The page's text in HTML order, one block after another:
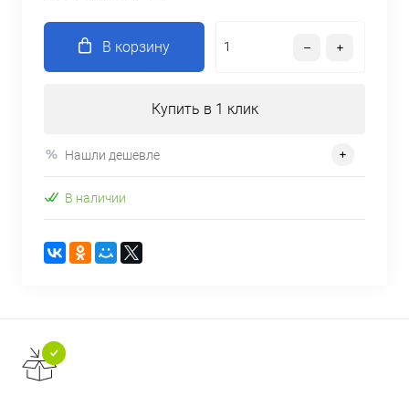
В корзину
Купить в 1 клик
Нашли дешевле
В наличии